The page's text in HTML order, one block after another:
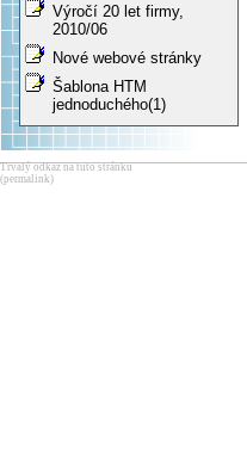
Výročí 20 let firmy,
2010/06
Nové webové stránky
Šablona HTM
jednoduchého(1)
Trvalý odkaz na tuto stránku
(permalink)